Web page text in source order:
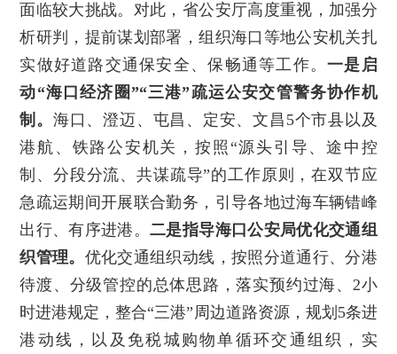
面临较大挑战。对此，省公安厅高度重视，加强分
析研判，提前谋划部署，组织海口等地公安机关扎
实做好道路交通保安全、保畅通等工作。一是启
动“海口经济圈”“三港”疏运公安交管警务协作机
制。 海口、澄迈、屯昌、定安、文昌5个市县以及
港航、铁路公安机关，按照“源头引导、途中控
制、分段分流、共谋疏导”的工作原则，在双节应
急疏运期间开展联合勤务，引导各地过海车辆错峰
出行、有序进港。二是指导海口公安局优化交通组
织管理。 优化交通组织动线，按照分道通行、分港
待渡、分级管控的总体思路，落实预约过海、2小
时进港规定，整合“三港”周边道路资源，规划5条进
港动线，以及免税城购物单循环交通组织，实